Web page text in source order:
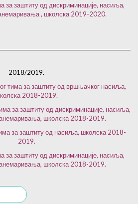
за заштиту од дискриминације, насиља,
, школска 2019-2020.
2018/2019.
тима за заштиту од вршњачког насиља,
2018-2019.
за заштиту од дискриминације, насиља,
школска 2018-2019.
за заштиту од насиља, школска 2018-
2019.
за заштиту од дискриминације, насиља,
школска 2018-2019.